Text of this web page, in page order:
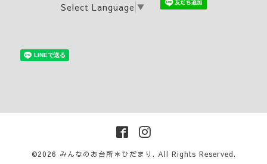
Select Language ▼
©2026 みんなのお台所＊ひだまり . All Rights Reserved.